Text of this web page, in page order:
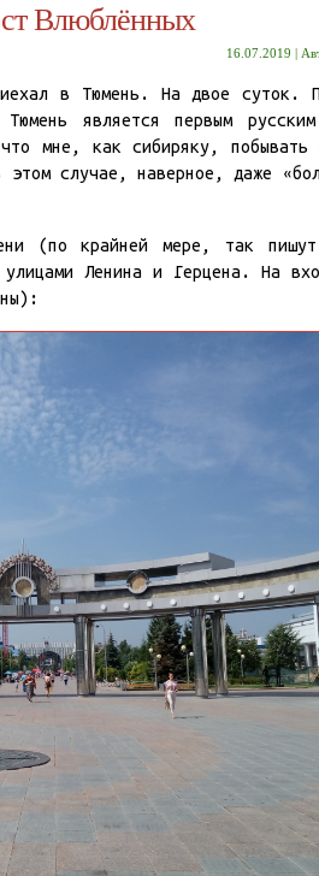
Влюблённых
16.07.2019 |
в Тюмень. На двое суток.
является первым
мне, как сибиряку, побывать
этом случае, наверное, даже
(по крайней мере, так
Ленина и Герцена. На